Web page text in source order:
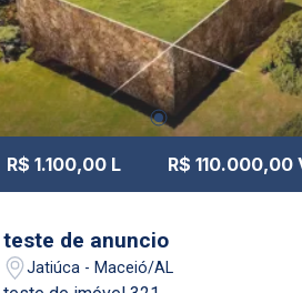
R$ 1.100,00 L R$ 110.000,00
teste de anuncio
Jatiúca - Maceió/AL